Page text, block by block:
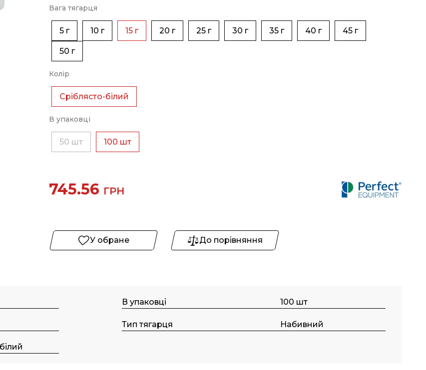
Вага тягарця
5 г 10 г 15 г 20 г 25 г 30 г 35 г 40 г 45 г
50 г
Колір
Сріблясто-білий
В упаковці
50 шт 100 шт
745.56 ГРН
У обране До порівняння
В упаковці 100 шт
Тип тягарця Набивний